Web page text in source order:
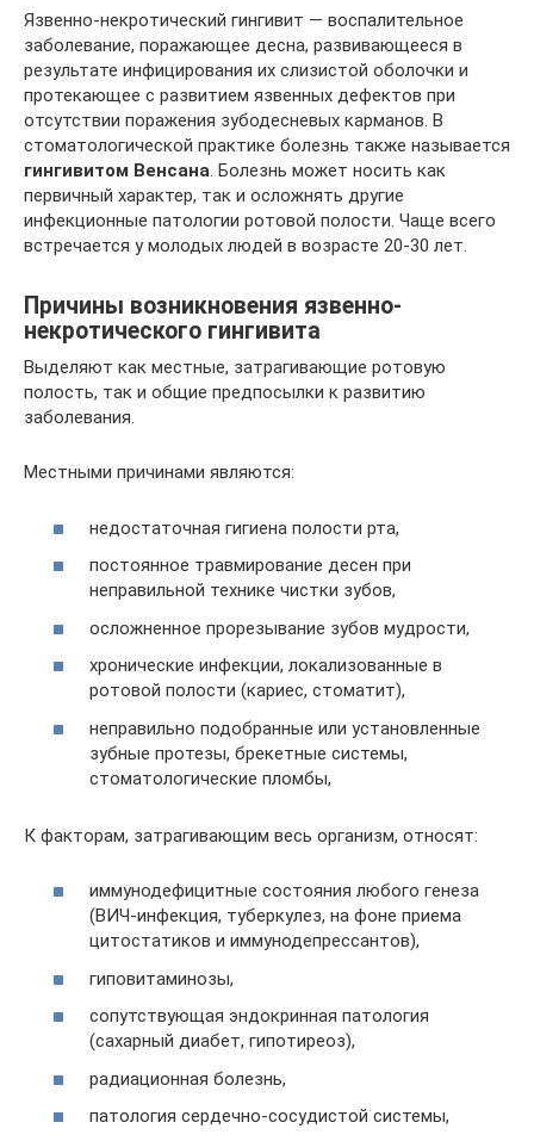
Язвенно-некротический гингивит — воспалительное
заболевание, поражающее десна, развивающееся в
результате инфицирования их слизистой оболочки и
протекающее с развитием язвенных дефектов при
отсутствии поражения зубодесневых карманов. В
стоматологической практике болезнь также называется
гингивитом Венсана. Болезнь может носить как
первичный характер, так и осложнять другие
инфекционные патологии ротовой полости. Чаще всего
встречается у молодых людей в возрасте 20-30 лет.
Причины возникновения язвенно-
некротического гингивита
Выделяют как местные, затрагивающие ротовую
полость, так и общие предпосылки к развитию
заболевания.
Местными причинами являются:
недостаточная гигиена полости рта,
постоянное травмирование десен при
неправильной технике чистки зубов,
осложненное прорезывание зубов мудрости,
хронические инфекции, локализованные в
ротовой полости (кариес, стоматит),
неправильно подобранные или установленные
зубные протезы, брекетные системы,
стоматологические пломбы,
К факторам, затрагивающим весь организм, относят:
иммунодефицитные состояния любого генеза
(ВИЧ-инфекция, туберкулез, на фоне приема
цитостатиков и иммунодепрессантов),
гиповитаминозы,
сопутствующая эндокринная патология
(сахарный диабет, гипотиреоз),
радиационная болезнь,
патология сердечно-сосудистой системы,